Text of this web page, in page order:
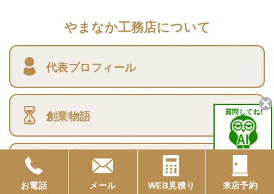
やまなか工務店について
代表プロフィール
創業物語
動画でみる
やまなか工務店
お電話 メール WEB見積り 来店予約
質問してね！